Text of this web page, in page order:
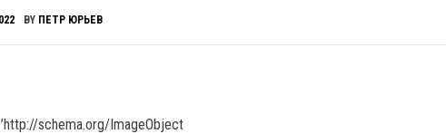
BY ПЕТР ЮРЬЕВ
schema.org/ImageObject